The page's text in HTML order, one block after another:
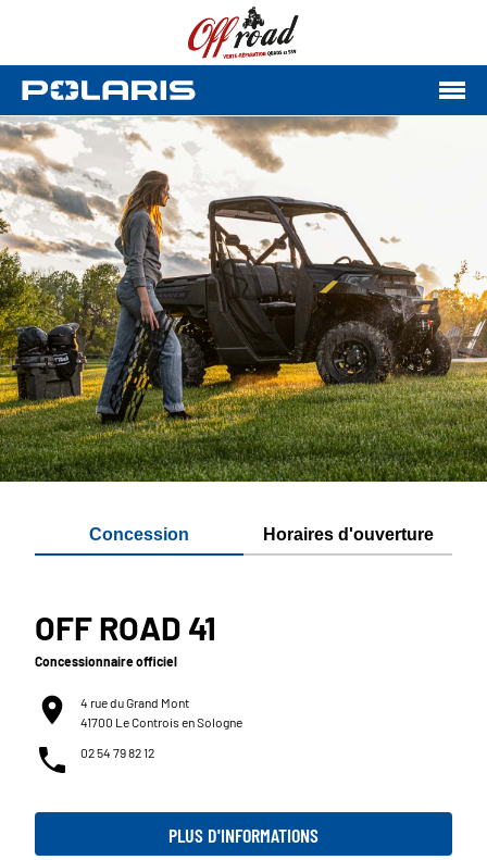
Concession Horaires d'ouverture
OFF ROAD 41
Concessionnaire officiel
4 rue du Grand Mont
41700 Le Controis en Sologne
02 54 79 82 12
PLUS D'INFORMATIONS